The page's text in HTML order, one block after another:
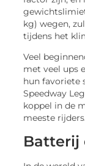
kg) wegen,
tijdens het
Veel
met veel ups
hun favoriete
Speedway
koppel in de
meeste rijders.
Batterij